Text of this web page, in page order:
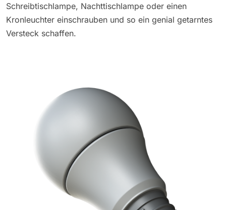
Schreibtischlampe, Nachttischlampe oder einen
Kronleuchter einschrauben und so ein genial getarntes
Versteck schaffen.